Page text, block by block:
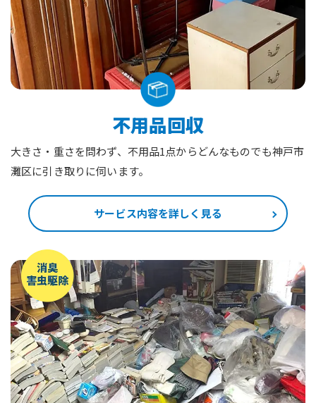
不用品回収
大きさ・重さを問わず、不用品1点からどんなものでも神戸市
灘区に引き取りに伺います。
サービス内容を詳しく見る